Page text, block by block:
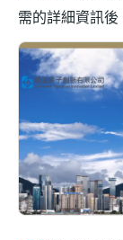
需的詳細資訊後